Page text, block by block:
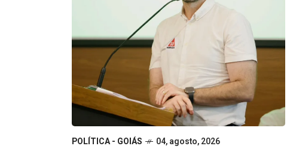
POLÍTICA - GOIÁS 04, agosto, 2026